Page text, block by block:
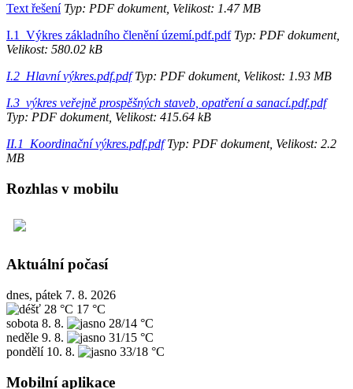
Text řešeníTyp: PDF dokument, Velikost: 1.47 MB
I.1_Výkres základního členění území.pdf.pdfTyp: PDF dokument,
Velikost: 580.02 kB
I.2_Hlavní výkres.pdf.pdfTyp: PDF dokument, Velikost: 1.93 MB
I.3_výkres veřejně prospěšných staveb, opatření a sanací.pdf.pdf
Typ: PDF dokument, Velikost: 415.64 kB
II.1_Koordinační výkres.pdf.pdfTyp: PDF dokument, Velikost: 2.2
MB
Rozhlas v mobilu
Aktuální počasí
dnes, pátek 7. 8. 2026
28 °C 17 °C
sobota 8. 8.
28/14 °C
neděle 9. 8.
31/15 °C
pondělí 10. 8. 33/18 °C
Mobilní aplikace